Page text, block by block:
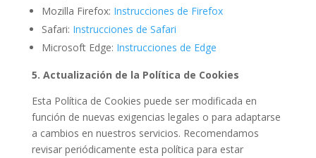
Mozilla Firefox: Instrucciones de Firefox
Safari: Instrucciones de Safari
Microsoft Edge: Instrucciones de Edge
5. Actualización de la Política de Cookies
Esta Política de Cookies puede ser modificada en
función de nuevas exigencias legales o para adaptarse
a cambios en nuestros servicios. Recomendamos
revisar periódicamente esta política para estar